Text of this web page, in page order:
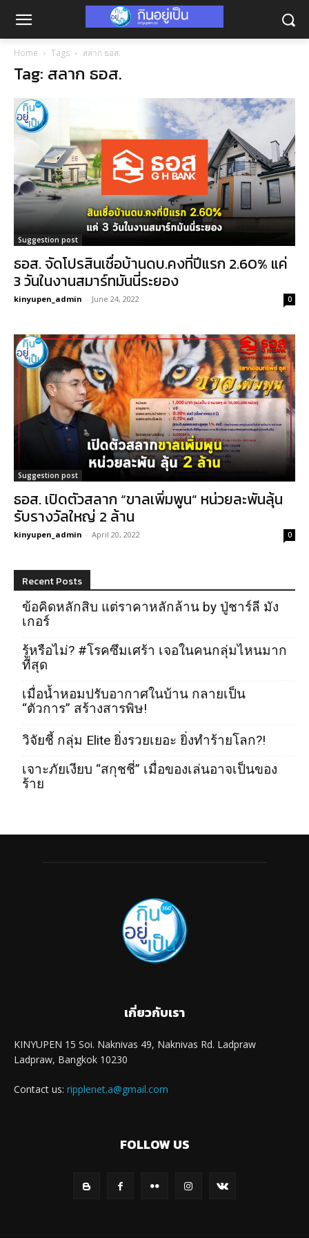
Home Tags สลาก ธอส.
Tag: สลาก ธอส.
Suggestion post
ธอส. จัดโปรสินเชื่อบ้านดบ.คงที่ปีแรก 2.60% แค่
3 วันในงานสมาร์ทมันนี่ระยอง
kinyupen_admin - June 24, 2022 0
Suggestion post
ธอส. เปิดตัวสลาก “ขาลเพิ่มพูน” หน่วยละพันลุ้น
รับรางวัลใหญ่ 2 ล้าน
kinyupen_admin - April 20, 2022 0
Recent Posts
ข้อคิดหลักสิบ แต่ราคาหลักล้าน by ปู่ชาร์ลี มัง
เกอร์
รู้หรือไม่? #โรคซึมเศร้า เจอในคนกลุ่มไหนมาก
ที่สุด
เมื่อน้ำหอมปรับอากาศในบ้าน กลายเป็น
“ตัวการ” สร้างสารพิษ!
วิจัยชี้ กลุ่ม Elite ยิ่งรวยเยอะ ยิ่งทำร้ายโลก?!
เจาะภัยเงียบ “สกุชชี่” เมื่อของเล่นอาจเป็นของ
ร้าย
เกี่ยวกับเรา
KINYUPEN 15 Soi. Naknivas 49, Naknivas Rd. Ladpraw
Ladpraw, Bangkok 10230
Contact us: ripplenet.a@gmail.com
FOLLOW US